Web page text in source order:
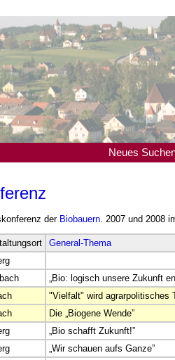
Neues
der Biobauern. 2007 und 2008
General-Thema
„Bio: logisch unsere Zukunft
"Vielfalt" wird agrarpolitisches
Die „Biogene Wende”
„Bio schafft Zukunft!”
„Wir schauen aufs Ganze”